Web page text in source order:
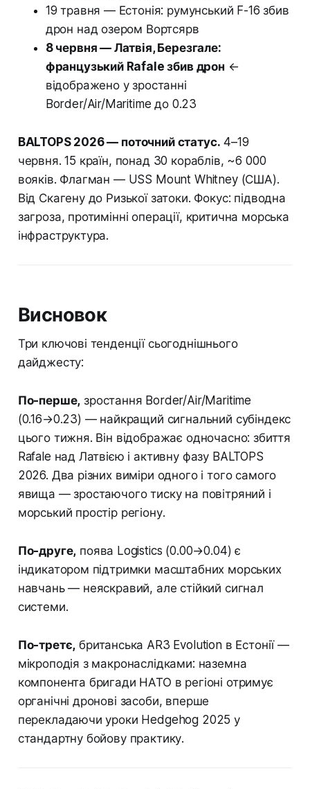
19 травня — Естонія: румунський F-16 збив
дрон над озером Вортсярв
8 червня — Латвія, Березгале:
французький Rafale збив дрон ←
відображено у зростанні
Border/Air/Maritime до 0.23
BALTOPS 2026 — поточний статус. 4–19
червня. 15 країн, понад 30 кораблів, ~6 000
вояків. Флагман — USS Mount Whitney (США).
Від Скагену до Ризької затоки. Фокус: підводна
загроза, протимінні операції, критична морська
інфраструктура.
Висновок
Три ключові тенденції сьогоднішнього
дайджесту:
По-перше, зростання Border/Air/Maritime
(0.16→0.23) — найкращий сигнальний субіндекс
цього тижня. Він відображає одночасно: збиття
Rafale над Латвією і активну фазу BALTOPS
2026. Два різних виміри одного і того самого
явища — зростаючого тиску на повітряний і
морський простір регіону.
По-друге, поява Logistics (0.00→0.04) є
індикатором підтримки масштабних морських
навчань — неяскравий, але стійкий сигнал
системи.
По-третє, британська AR3 Evolution в Естонії —
мікроподія з макронаслідками: наземна
компонента бригади НАТО в регіоні отримує
органічні дронові засоби, вперше
перекладаючи уроки Hedgehog 2025 у
стандартну бойову практику.